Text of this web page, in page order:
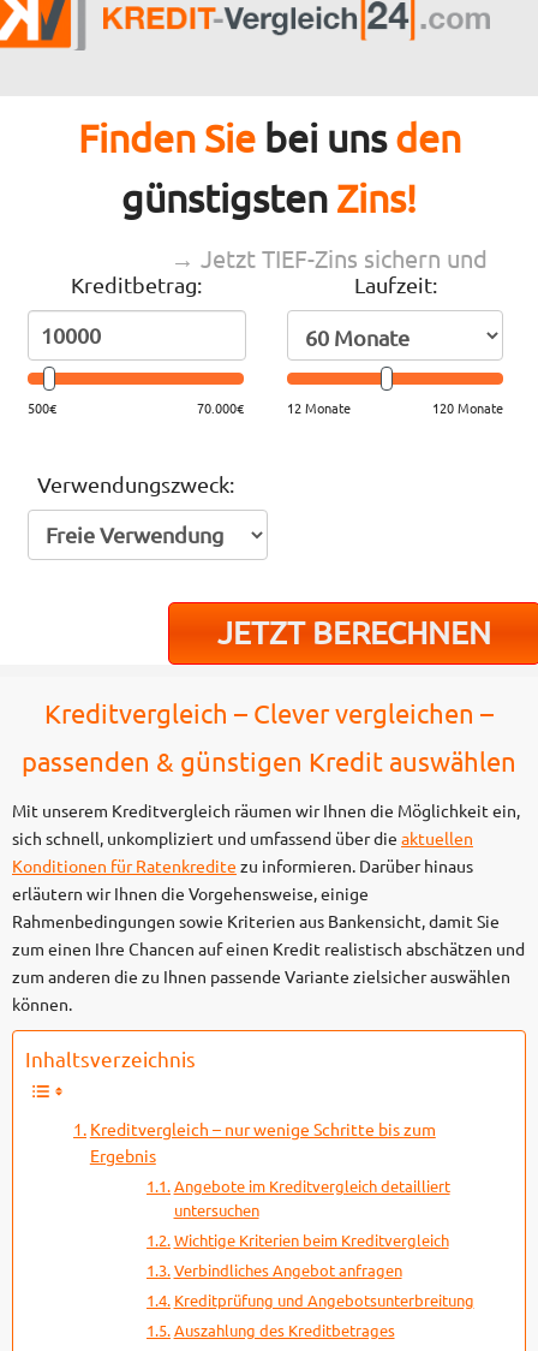
Finden Siebei unsden
günstigsten Zins!
→ Jetzt TIEF-Zins sichern und
sparen
Kreditbetrag:
500€ 70.000€
Laufzeit:
12 Monate 120 Monate
Verwendungszweck:
Kreditvergleich – Clever vergleichen –
passenden & günstigen Kredit auswählen
Mit unserem Kreditvergleich räumen wir Ihnen die Möglichkeit ein,
sich schnell, unkompliziert und umfassend über die aktuellen
Konditionen für Ratenkredite zu informieren. Darüber hinaus
erläutern wir Ihnen die Vorgehensweise, einige
Rahmenbedingungen sowie Kriterien aus Bankensicht, damit Sie
zum einen Ihre Chancen auf einen Kredit realistisch abschätzen und
zum anderen die zu Ihnen passende Variante zielsicher auswählen
können.
Inhaltsverzeichnis
Kreditvergleich – nur wenige Schritte bis zum
Ergebnis
Angebote im Kreditvergleich detailliert
untersuchen
Wichtige Kriterien beim Kreditvergleich
Verbindliches Angebot anfragen
Kreditprüfung und Angebotsunterbreitung
Auszahlung des Kreditbetrages